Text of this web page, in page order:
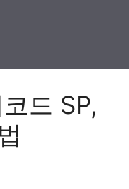
드 SP,